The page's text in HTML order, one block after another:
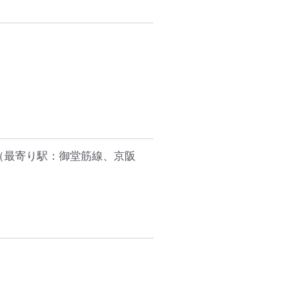
最寄り駅：御堂筋線、京阪